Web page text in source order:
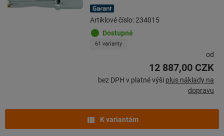
Artiklové číslo: 234015
Dostupné
61 varianty
od
12 887,00 CZK
bez DPH v platné výši plus náklady na
dopravu
K variantám